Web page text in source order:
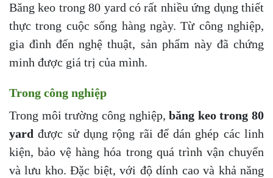
Băng keo trong 80 yard có rất nhiều ứng dụng thiết
thực trong cuộc sống hàng ngày. Từ công nghiệp,
gia đình đến nghệ thuật, sản phẩm này đã chứng
minh được giá trị của mình.
Trong công nghiệp
Trong môi trường công nghiệp,băng keo trong 80
yard được sử dụng rộng rãi để dán ghép các linh
kiện, bảo vệ hàng hóa trong quá trình vận chuyển
và lưu kho. Đặc biệt, với độ dính cao và khả năng